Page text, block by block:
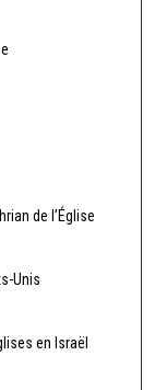
de l’Église
Unis
en Israël